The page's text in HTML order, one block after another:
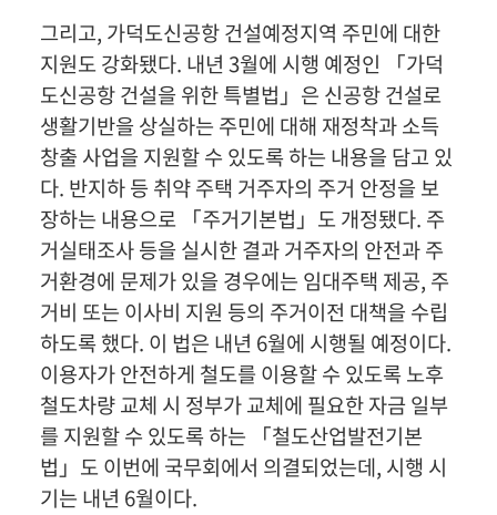
그리고, 가덕도신공항 건설예정지역 주민에 대한
지원도 강화됐다. 내년3월에 시행 예정인 「가덕
도신공항 건설을 위한 특별법 」 은 신공항 건설로
생활기반을 상실하는 주민에 대해 재정착과 소득
창출 사업을 지원할 수 있도록 하는 내용을 담고 있
다. 반지하 등 취약 주택 거주자의 주거 안정을 보
장하는 내용으로 「주거기본법 」 도 개정됐다. 주
거실태조사 등을 실시한 결과 거주자의 안전과 주
거환경에 문제가 있을 경우에는 임대주택 제공, 주
거비 또는 이사비 지원 등의 주거이전 대책을 수립
하도록 했다. 이 법은 내년 6월에 시행될 예정이다.
이용자가 안전하게 철도를 이용할 수 있도록 노후
철도차량 교체 시 정부가 교체에 필요한 자금 일부
를 지원할 수 있도록 하는
「철도산업발전기본
법 」 도 이번에 국무회에서 의결되었는데, 시행 시
기는 내년 6월이다.